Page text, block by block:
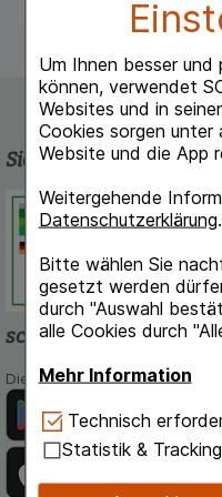
Um Ihnen besser und
können, verwendet
Websites und in
Cookies sorgen unter
Website und die App
Weitergehende
Datenschutzerklärung.
Bitte wählen Sie
gesetzt werden
durch "Auswahl
alle Cookies durch
Mehr Information
Technisch
Cookies, die für die
Website notwendig
Warenkorb,
Technisch
Statistik & Tracking
Sicherheit und Qualität
schlossapo.de-App
Die App von schlossapo.de